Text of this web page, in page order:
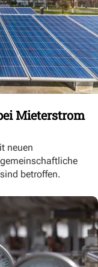
Mieterstrom
neuen
betroffen.